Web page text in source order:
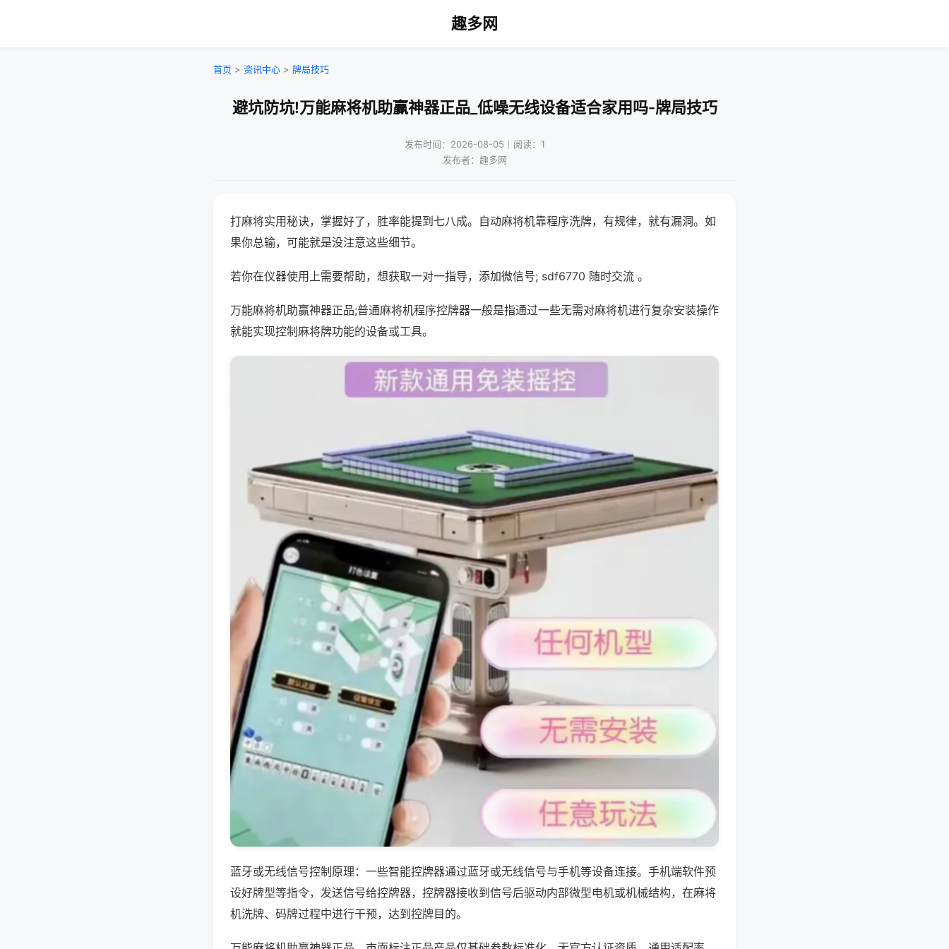
趣多网
首页 > 资讯中心 > 牌局技巧
避坑防坑!万能麻将机助赢神器正品_低噪无线设备适合家用吗-牌局技巧
发布时间：2026-08-05｜阅读：1
发布者：趣多网
打麻将实用秘诀，掌握好了，胜率能提到七八成。自动麻将机靠程序洗牌，有规律，就有漏洞。如
果你总输，可能就是没注意这些细节。
若你在仪器使用上需要帮助，想获取一对一指导，添加微信号; sdf6770 随时交流 。
万能麻将机助赢神器正品;普通麻将机程序控牌器一般是指通过一些无需对麻将机进行复杂安装操作
就能实现控制麻将牌功能的设备或工具。
蓝牙或无线信号控制原理：一些智能控牌器通过蓝牙或无线信号与手机等设备连接。手机端软件预
设好牌型等指令，发送信号给控牌器，控牌器接收到信号后驱动内部微型电机或机械结构，在麻将
机洗牌、码牌过程中进行干预，达到控牌目的。